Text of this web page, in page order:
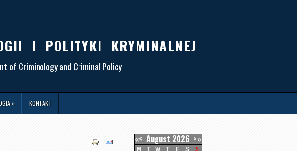
I POLITYKI KRYMINALNEJ
of Criminology and Criminal Policy
» KONTAKT
«< August 2026 >»
M T W T F S
S